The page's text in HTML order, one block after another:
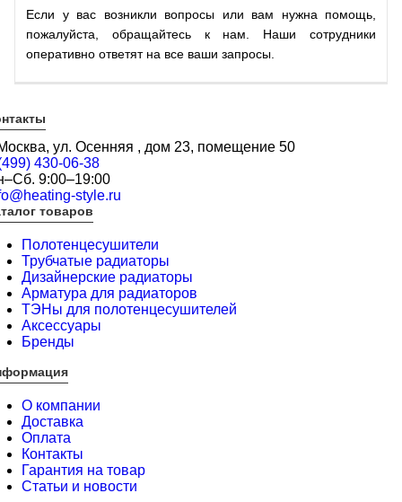
Если у вас возникли вопросы или вам нужна помощь,
пожалуйста, обращайтесь к нам. Наши сотрудники
оперативно ответят на все ваши запросы.
ул. Осенняя , дом 23, помещение 50
430-06-38
9:00–19:00
style.ru
товаров
Полотенцесушители
Трубчатые радиаторы
Дизайнерские радиаторы
Арматура для радиаторов
ТЭНы для полотенцесушителей
Аксессуары
Бренды
О компании
Доставка
Оплата
Контакты
Гарантия на товар
Статьи и новости